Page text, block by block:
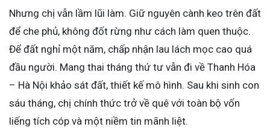
Nhưng chị vẫn lầm lũi làm. Giữ nguyên cành keo trên đất
để che phủ, không đốt rừng như cách làm quen thuộc.
Để đất nghỉ một năm, chấp nhận lau lách mọc cao quá
đầu người. Mang thai tháng thứ tư vẫn đi về Thanh Hóa
– Hà Nội khảo sát đất, thiết kế mô hình. Sau khi sinh con
sáu tháng, chị chính thức trở về quê với toàn bộ vốn
liếng tích cóp và một niềm tin mãnh liệt.